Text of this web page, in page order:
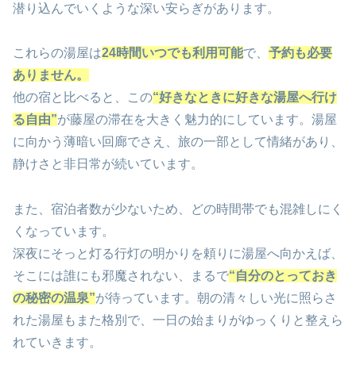
潜り込んでいくような深い安らぎがあります。
これらの湯屋は24時間いつでも利用可能で、 予約も必要
ありません。
他の宿と比べると、この“好きなときに好きな湯屋へ行け
る自由”が藤屋の滞在を大きく魅力的にしています。湯屋
に向かう薄暗い回廊でさえ、旅の一部として情緒があり、
静けさと非日常が続いています。
また、宿泊者数が少ないため、どの時間帯でも混雑しにく
くなっています。
深夜にそっと灯る行灯の明かりを頼りに湯屋へ向かえば、
そこには誰にも邪魔されない、まるで“自分のとっておき
の秘密の温泉”が待っています。朝の清々しい光に照らさ
れた湯屋もまた格別で、一日の始まりがゆっくりと整えら
れていきます。